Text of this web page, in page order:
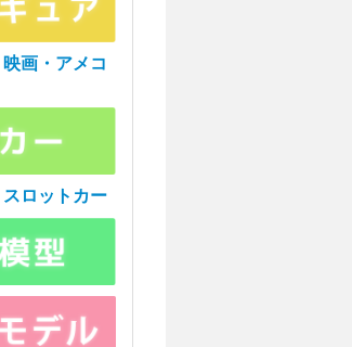
映画・アメコ
スロットカー